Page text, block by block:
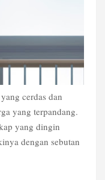
cerdas dan
yang terpandang.
yang dingin
dengan sebutan